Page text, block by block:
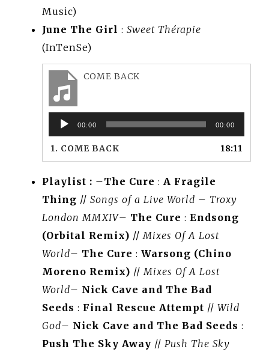
Music)
June The Girl : Sweet Thérapie
(InTenSe)
COME BACK
Lecteur
audio
00:00 00:00
1. COME BACK 18:11
Playlist : –The Cure : A Fragile
Thing // Songs of a Live World – Troxy
London MMXIV– The Cure : Endsong
(Orbital Remix) //Mixes Of A Lost
World– The Cure : Warsong (Chino
Moreno Remix) //Mixes Of A Lost
World– Nick Cave and The Bad
Seeds : Final Rescue Attempt // Wild
God– Nick Cave and The Bad Seeds :
Push The Sky Away // Push The Sky